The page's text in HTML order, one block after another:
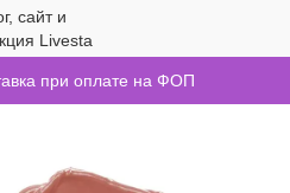
при оплате на ФОП